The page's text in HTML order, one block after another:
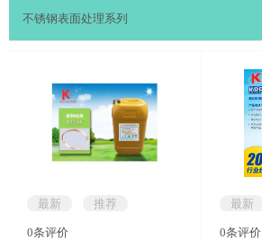
不锈钢表面处理系列
最新 推荐
0条评价
最新
0条评价